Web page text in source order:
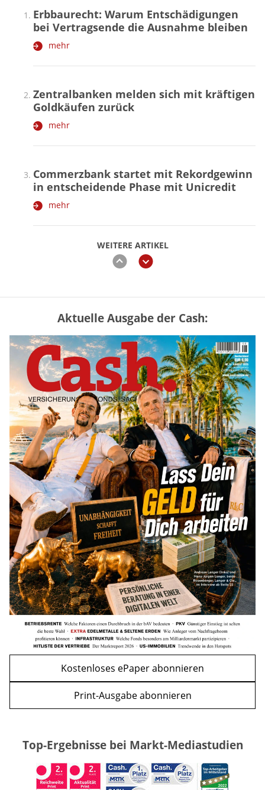
WEITERE ARTIKEL
zurückweiter
Erbbaurecht: Warum Entschädigungen
bei Vertragsende die Ausnahme bleiben
mehr
Zentralbanken melden sich mit kräftigen
Goldkäufen zurück
mehr
Commerzbank startet mit Rekordgewinn
in entscheidende Phase mit Unicredit
mehr
WEITERE ARTIKEL
zurückweiter
Mütterrente III Tabelle: So viel Renten-
Nachzahlung ist pro Kind möglich
mehr
„Jung kauft Alt“ 2026: Neue Förderung im
Überblick – Tabelle mit Kreditbeträgen
und Einkommensgrenzen
mehr
Bitcoin im Wartemodus: Fed und CLARITY
Act geben die Richtung vor
mehr
Aktuelle Ausgabe der Cash:
Kostenloses ePaper abonnieren
Print-Ausgabe abonnieren
Top-Ergebnisse bei Markt-Mediastudien